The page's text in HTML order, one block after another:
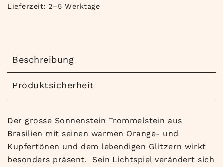
Lieferzeit: 2–5 Werktage
Beschreibung
Produktsicherheit
Der grosse Sonnenstein Trommelstein aus
Brasilien mit seinen warmen Orange- und
Kupfertönen und dem lebendigen Glitzern wirkt
besonders präsent. Sein Lichtspiel verändert sich